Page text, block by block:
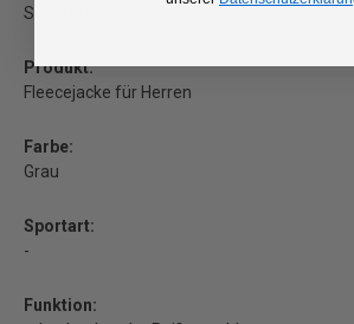
Schöffel
Produkt:
Fleecejacke für Herren
Farbe:
Grau
Sportart:
-
Funktion: